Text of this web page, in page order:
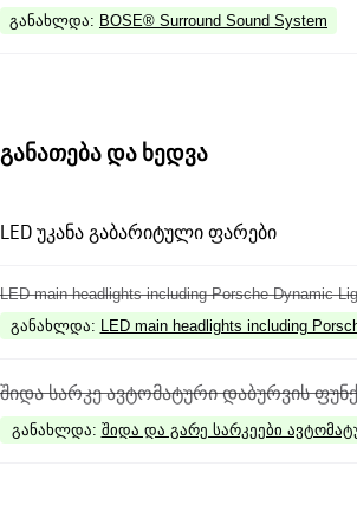
განახლდა: BOSE® Surround Sound System
განათება და ხედვა
LED უკანა გაბარიტული ფარები
LED main headlights including Porsche Dynamic
განახლდა: LED main headlights including
შიდა სარკე ავტომატური დაბურვის
განახლდა: შიდა და გარე სარკეები